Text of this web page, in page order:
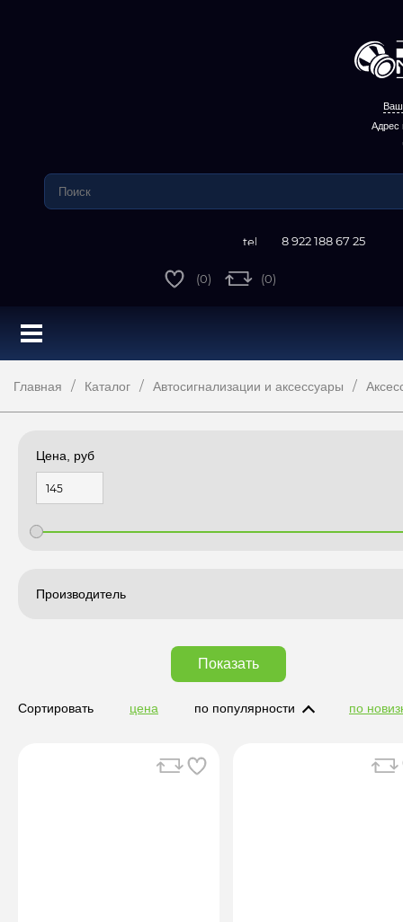
Ваш
Адрес
8 922 188 67 25
(0) (0)
Главная Каталог Автосигнализации и аксессуары
Цена, руб
Производитель
Показать
Сортировать цена по популярности по